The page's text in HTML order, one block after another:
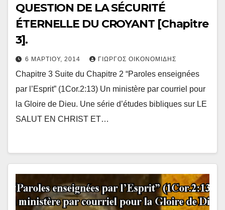
QUESTION DE LA SÉCURITÉ
ÉTERNELLE DU CROYANT [Chapitre
3].
6 ΜΑΡΤΊΟΥ, 2014 ΓΙΏΡΓΟΣ ΟΙΚΟΝΟΜΊΔΗΣ
Chapitre 3 Suite du Chapitre 2 “Paroles enseignées
par l’Esprit” (1Cor.2:13) Un ministère par courriel pour
la Gloire de Dieu. Une série d’études bibliques sur LE
SALUT EN CHRIST ET…